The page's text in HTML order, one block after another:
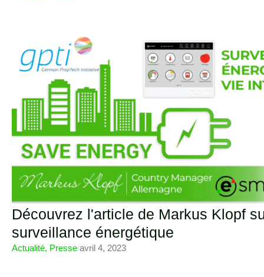
Découvrez l'article de Markus Klopf
surveillance énergétique
Actualité, Presse/avril 4, 2023